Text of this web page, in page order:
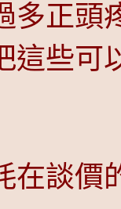
多正頭
這些可
在談價